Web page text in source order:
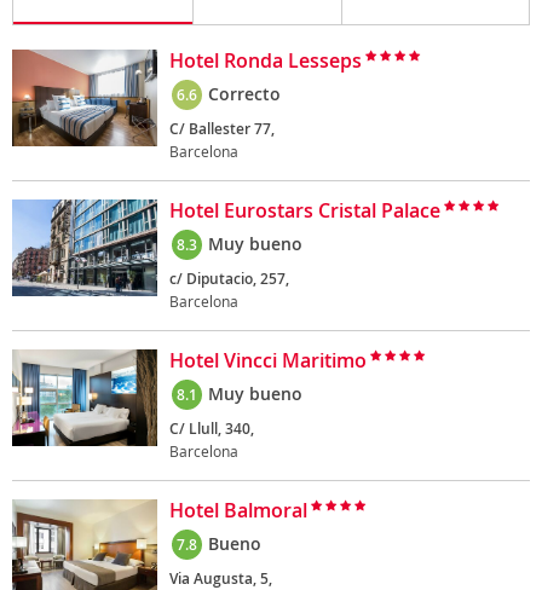
Hotel Ronda Lesseps
6.6 Correcto
C/ Ballester 77,
Barcelona
Hotel Eurostars Cristal Palace
8.3 Muy bueno
c/ Diputacio, 257,
Barcelona
Hotel Vincci Maritimo
8.1 Muy bueno
C/ Llull, 340,
Barcelona
Hotel Balmoral
7.8 Bueno
Via Augusta, 5,